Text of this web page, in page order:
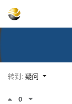
转到: 疑问
0